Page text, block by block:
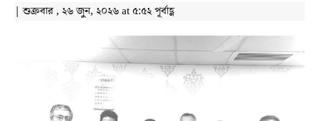
| শুক্রবার , ২৬ জুন, ২০২৬ at ৫:৫২ পূর্বাহ্ণ